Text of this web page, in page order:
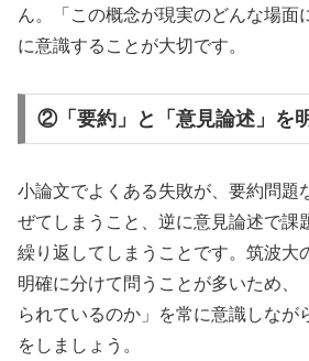
ん。「この概念が現実のどんな場面
に意識することが大切です。
②「要約」と「意見論述」を
小論文でよくある失敗が、要約問題
ぜてしまうこと、逆に意見論述で課
繰り返してしまうことです。筑波大
明確に分けて問うことが多いため、
られているのか」を常に意識しなが
をしましょう。